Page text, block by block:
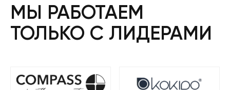
МЫ РАБОТАЕМ
ТОЛЬКО С ЛИДЕРАМИ